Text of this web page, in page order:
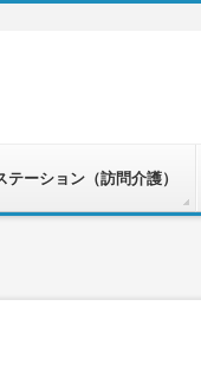
テーション（訪問介護）